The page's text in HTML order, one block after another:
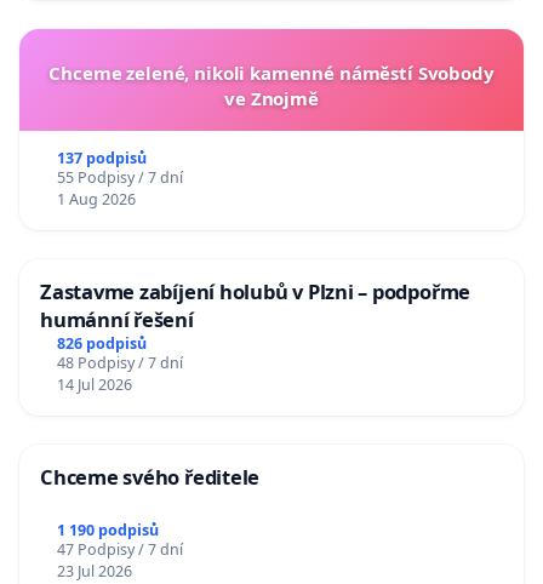
Chceme zelené, nikoli kamenné náměstí Svobody
ve Znojmě
137 podpisů
55 Podpisy / 7 dní
1 Aug 2026
Zastavme zabíjení holubů v Plzni – podpořme
humánní řešení
826 podpisů
48 Podpisy / 7 dní
14 Jul 2026
Chceme svého ředitele
1 190 podpisů
47 Podpisy / 7 dní
23 Jul 2026